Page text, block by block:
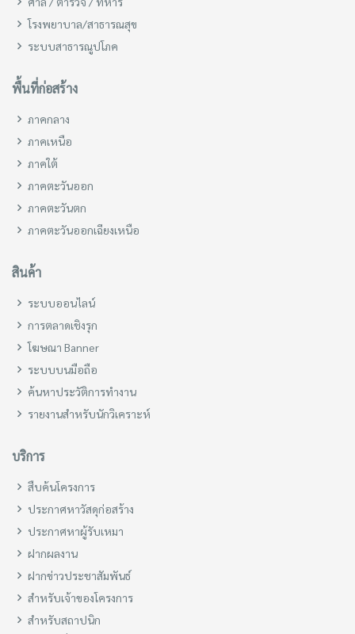
โรงพยาบาล/สาธารณสุข
ระบบสาธารณูปโภค
พื้นที่ก่อสร้าง
ภาคกลาง
ภาคเหนือ
ภาคใต้
ภาคตะวันออก
ภาคตะวันตก
ภาคตะวันออกเฉียงเหนือ
สินค้า
ระบบออนไลน์
การตลาดเชิงรุก
โฆษณา Banner
ระบบบนมือถือ
ค้นหาประวัติการทำงาน
รายงานสำหรับนักวิเคราะห์
บริการ
สืบค้นโครงการ
ประกาศหาวัสดุก่อสร้าง
ประกาศหาผู้รับเหมา
ฝากผลงาน
ฝากข่าวประชาสัมพันธ์
สำหรับเจ้าของโครงการ
สำหรับสถาปนิก